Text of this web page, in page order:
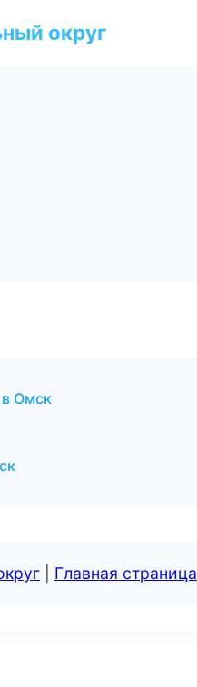
округ
Омск
Главная страница